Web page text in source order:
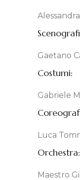
Gaetano
Costumi:
Gabriele
Luca
Orchestra:
Maestro